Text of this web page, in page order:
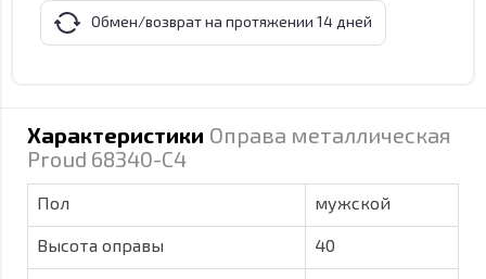
Обмен/возврат на протяжении 14 дней
Характеристики Оправа металлическая
Proud 68340-C4
Пол мужской
Высота оправы 40